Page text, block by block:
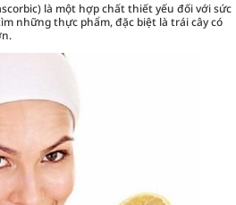
là một hợp chất thiết yếu đối với sức
những thực phẩm, đặc biệt là trái cây có